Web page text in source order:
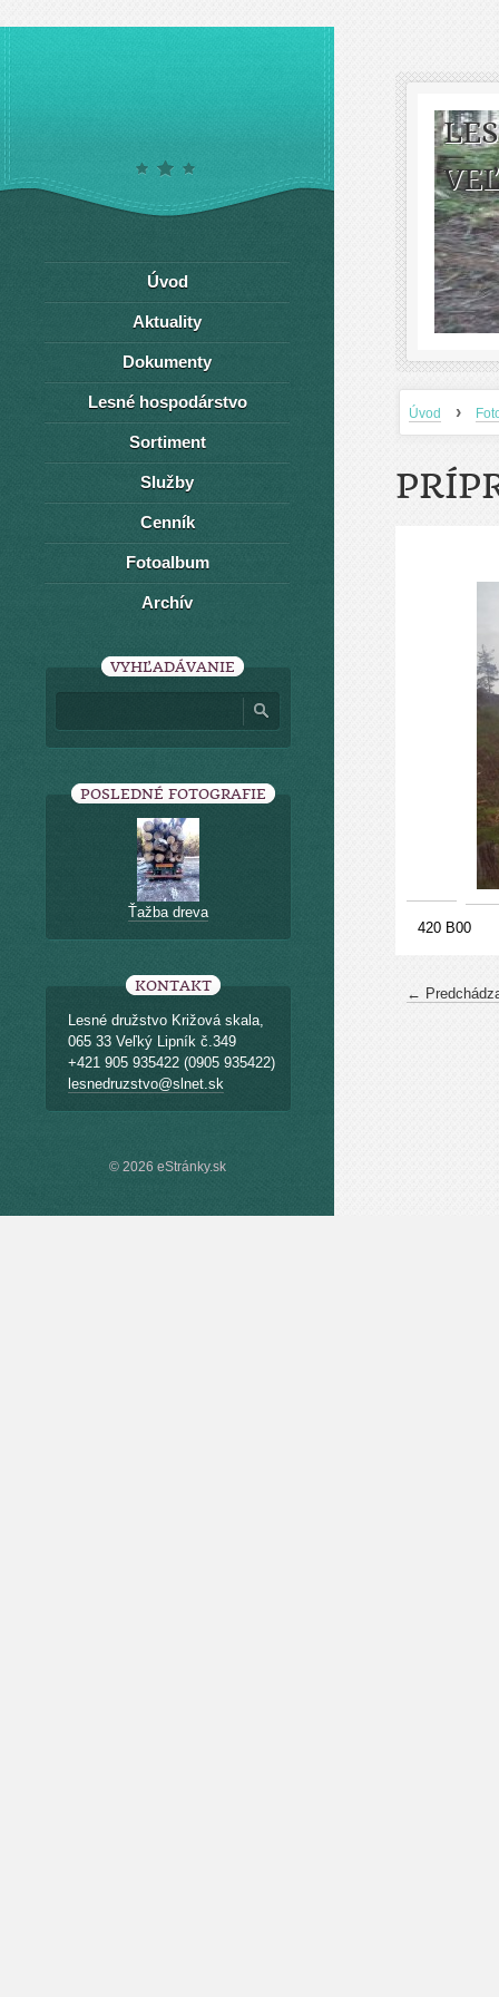
Úvod ›
420 B00
←
Úvod
Aktuality
Dokumenty
Lesné hospodárstvo
Sortiment
Služby
Cenník
Fotoalbum
Archív
VYHĽADÁVANIE
POSLEDNÉ FOTOGRAFIE
Ťažba dreva
KONTAKT
Lesné družstvo Križová skala,
065 33 Veľký Lipník č.349
+421 905 935422 (0905 935422)
lesnedruzstvo@slnet.sk
© 2026 eStránky.sk